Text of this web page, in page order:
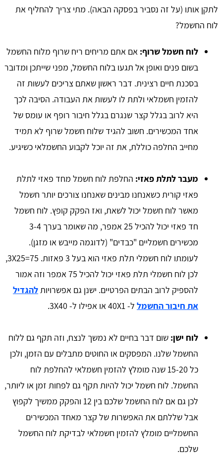
לתקן אותו (על זה נסביר בפסקה הבאה). מתי צריך להחליף את
לוח החשמל?
לוח חשמל שרוף: אם אתם מריחים ריח שרוף מלוח החשמל
בשום פנים ואופן אל תגעו בלוח החשמל, מפני שייתכן ומדובר
בסכנת חיים רצינית. דבר ראשון שאתם צריכים לעשות זה
להזמין חשמלאי ולתת לו לעשות את העבודה. הסיבה לכך
היא לרוב בגלל קצר שנגרם בגלל חיבור רופף או עומס של
אחד המכשירים. חשוב להגיד שלוח חשמל שרוף לא תמיד
מחייב החלפה כוללת, את זה יוכל לקבוע החשמלאי כשיגיע.
מעבר לתלת פאזי: החלפת לוח חשמל מחד פאזי לתלת
פאזי קורית כשאנחנו מבינים שאנחנו צורכים יותר חשמל
מאשר לוח חשמל יכול לשאת, ואז הפקק קופץ. לוח חשמל
חד פאזי יכול להכיל 25 אמפר, מה שאומר בערך 3-4
מכשירים חשמליים "כבדים" (לדוגמה מייבש או מזגן).
לעומתו לוח חשמלי תלת פאזי הוא בעל 3 פאזות. 3X25=75,
לכן לוח חשמלי תלת פאזי יכול להכיל 75 אמפר וזה אמור
להספיק לרוב הבתים הפרטיים. ישנן גם אפשרויות להגדיל
את חיבור החשמל ל- 40X1 או אפילו ל- 3X40.
לוח ישן: שום דבר בחיים לא נמשך לנצח, וזה תקף גם ללוח
החשמל שלנו. המפסקים או החוטים מתבלים עם הזמן, ולכן
כל 15-20 שנה מומלץ להזמין חשמלאי להחלפת לוח
החשמל. לוח חשמל יכול להיות תקף גם לפחות זמן או ליותר,
לכן גם אם לוח החשמל שלכם בין 12 והפקק ממשיך לקפוץ
אבל שללתם את האפשרות של קצר מאחד המכשירים
החשמליים מומלץ להזמין חשמלאי לבדיקת לוח החשמל
שלכם.